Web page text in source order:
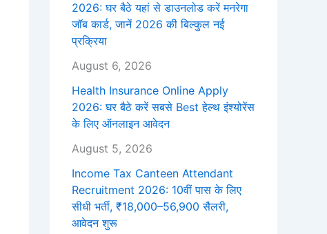
2026: घर बैठे यहां से डाउनलोड करें मनरेगा
जॉब कार्ड, जानें 2026 की बिल्कुल नई
प्रक्रिया
August 6, 2026
Health Insurance Online Apply
2026: घर बैठे करें सबसे Best हेल्थ इंश्योरेंस
के लिए ऑनलाइन आवेदन
August 5, 2026
Income Tax Canteen Attendant
Recruitment 2026: 10वीं पास के लिए
सीधी भर्ती, ₹18,000–56,900 सैलरी,
आवेदन शुरू